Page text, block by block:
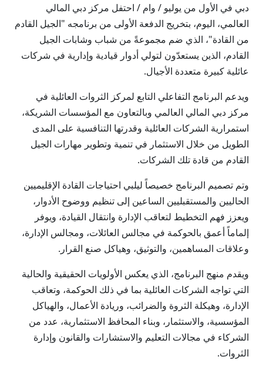
دبي في الأول من يوليو / وام / احتفل مركز دبي المالي
العالمي، اليوم، بتخريج الدفعة الأولى من برنامجه "الجيل القادم
من القادة"، الذي ضم مجموعةً من شباب وشابات الجيل
القادم، الذين يستعدّون لتولي أدوار قيادية وإدارية في شركات
عائلية كبيرة متعددة الأجيال.
ويدعم البرنامج التفاعلي التابع لمركز الثروات العائلية في
مركز دبي المالي العالمي وبالتعاون مع المؤسسات الشريكة،
استمرارية الشركات العائلية وقدرتها التنافسية على المدى
الطويل من خلال الاستثمار في تنمية وتطوير مهارات الجيل
القادم من قادة تلك الشركات.
وتم تصميم البرنامج خصيصاً ليلبي احتياجات القادة الإقليميين
الحاليين والمستقبليين الساعين إلى تنظيم ووضوح الأدوار،
ويعزز فهم التخطيط لتعاقب الإدارة وانتقال القيادة، ويوفر
إلماماً أعمق بالحوكمة في مجالس العائلات، ومجالس الإدارة،
وعلاقات المساهمين، والتوثيق، وهياكل صنع القرار.
ويقدم منهج البرنامج، الذي يعكس الأولويات الحقيقية والحالية
التي تواجه الشركات العائلية بما في ذلك الحوكمة، وتعاقب
الإدارة، وهيكلة الثروة والضرائب، وريادة الأعمال، والهياكل
المؤسسية، والاستثمار، وبناء المحافظ الاستثمارية، عدد من
الشركاء في مجالات التعليم والاستشارات والقانون وإدارة
الثروات.